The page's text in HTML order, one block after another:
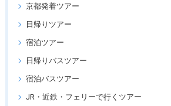
京都発着ツアー
日帰りツアー
宿泊ツアー
日帰りバスツアー
宿泊バスツアー
JR・近鉄・フェリーで行くツアー